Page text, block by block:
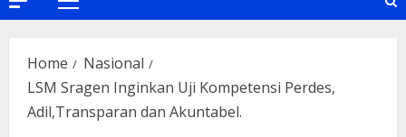
Primary
Home
Nasional
LSM Sragen Inginkan Uji Kompetensi Perdes,
Adil,Transparan dan Akuntabel.